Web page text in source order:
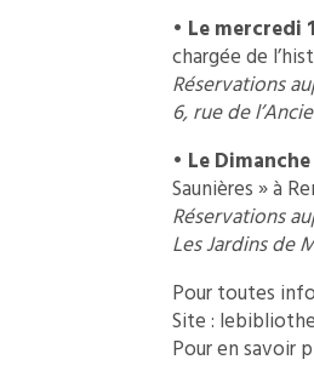
• Le mercredi
chargée de
Réservations
6, rue de
• Le
Saunières » à
Réservations
Les Jardins de
Pour toutes
Site :
Pour en savoir